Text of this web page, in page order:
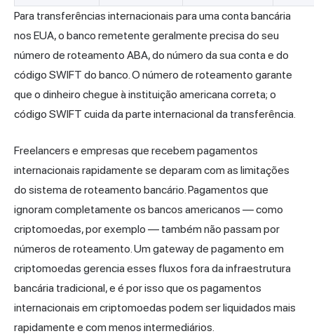
Para transferências internacionais para uma conta bancária
nos EUA, o banco remetente geralmente precisa do seu
número de roteamento ABA, do número da sua conta e do
código SWIFT do banco. O número de roteamento garante
que o dinheiro chegue à instituição americana correta; o
código SWIFT cuida da parte internacional da transferência.
Freelancers e empresas que recebem pagamentos
internacionais rapidamente se deparam com as limitações
do sistema de roteamento bancário. Pagamentos que
ignoram completamente os bancos americanos — como
criptomoedas, por exemplo — também não passam por
números de roteamento. Um gateway de pagamento em
criptomoedas gerencia esses fluxos fora da infraestrutura
bancária tradicional, e é por isso que os pagamentos
internacionais em criptomoedas podem ser liquidados mais
rapidamente e com menos intermediários.